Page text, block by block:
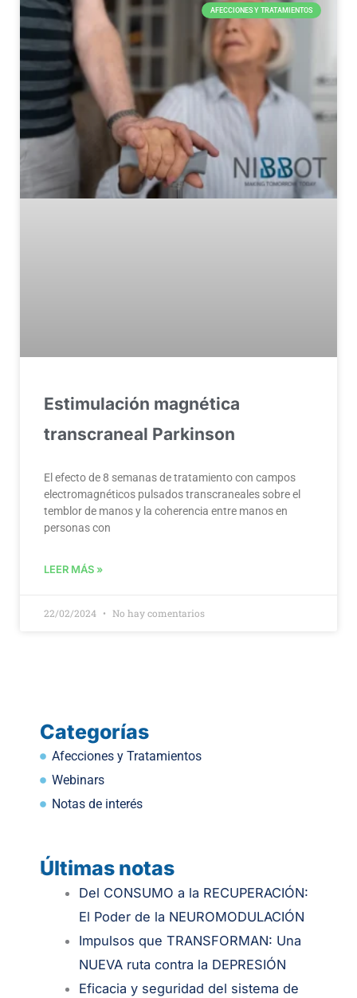
AFECCIONES Y TRATAMIENTOS
Estimulación magnética
transcraneal Parkinson
El efecto de 8 semanas de tratamiento con campos
electromagnéticos pulsados transcraneales sobre el
temblor de manos y la coherencia entre manos en
personas con
LEER MÁS »
22/02/2024 No hay comentarios
Categorías
Afecciones y Tratamientos
Webinars
Notas de interés
Últimas notas
.
Del CONSUMO a la RECUPERACIÓN:
El Poder de la NEUROMODULACIÓN
Impulsos que TRANSFORMAN: Una
NUEVA ruta contra la DEPRESIÓN
Eficacia y seguridad del sistema de